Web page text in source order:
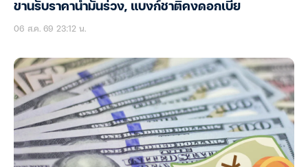
ขานรับราคาน้ำมันร่วง, แบงก์ชาติคงดอกเบี้ย
06 ส.ค. 69 23:12 น.